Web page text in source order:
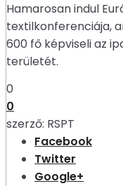
Hamarosan indul
textilkonferenciája,
600 fő képviseli az
területét.
0
0
szerző: RSPT
Facebook
Twitter
Google+